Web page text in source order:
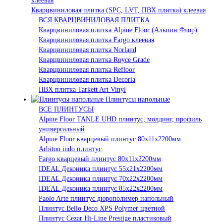
Кварцвиниловая плитка (SPC, LVT, ПВХ плитка) клеевая
ВСЯ КВАРЦВИНИЛОВАЯ ПЛИТКА
Кварцвиниловая плитка Alpine Floor (Альпин Флор)
Кварцвиниловая плитка Fargo клеевая
Кварцвиниловая плитка Norland
Кварцвиниловая плитка Royce Grade
Кварцвиниловая плитка Refloor
Кварцвиниловая плитка Decoria
ПВХ плитка Tarkett Art Vinyl
Плинтусы напольные
ВСЕ ПЛИНТУСЫ
Alpine Floor TANLE UHD плинтус, молдинг, профиль
универсальный
Alpine Floor кварцевый плинтус 80х11х2200мм
Arbiton indo плинтус
Fargo кварцевый плинтус 80х11х2200мм
IDEAL Деконика плинтус 55х21х2200мм
IDEAL Деконика плинтус 70х22х2200мм
IDEAL Деконика плинтус 85х22х2200мм
Paolo Arte плинтус дюрополимер напольный
Плинтус Bello Deco XPS Polymer цветной
Плинтус Cezar Hi-Line Prestige пластиковый